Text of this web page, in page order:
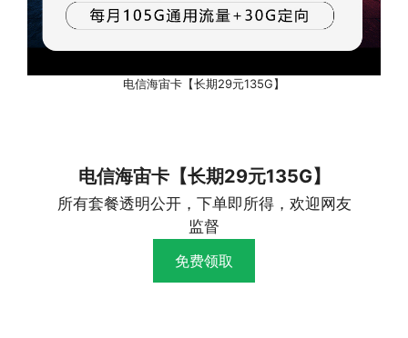
电信海宙卡【长期29元135G】
电信海宙卡【长期29元135G】
所有套餐透明公开，下单即所得，欢迎网友
监督
免费领取